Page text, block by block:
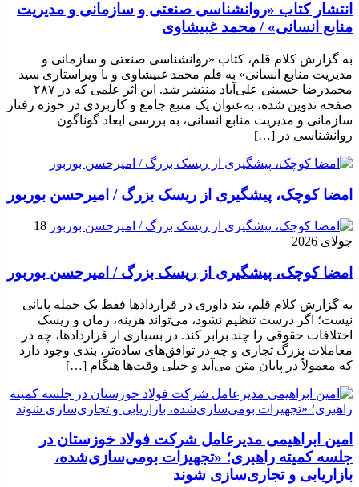
انتشار کتاب «روانشناسی صنعتی و سازمانی و مدیریت
منابع انسانی» / محمد غبیشاوی
به گزارش کلام قلم، کتاب «روانشناسی صنعتی و سازمانی و
مدیریت منابع انسانی» به قلم محمد غبیشاوی و با ویراستاری سید
محمدرضا حسینی علی‌آباد منتشر شد. این اثر علمی که در ۲۸۷
صفحه تدوین شده، به‌عنوان یک منبع جامع و کاربردی در حوزه رفتار
سازمانی و مدیریت منابع انسانی، به بررسی ابعاد گوناگون
روانشناسی در […]
امضا کوچک، پیشگیری از ریسک بزرگ / امیرحسن بوربور
18
جولای 2026
امضا کوچک، پیشگیری از ریسک بزرگ / امیرحسن بوربور
به گزارش کلام قلم، بند داوری در قراردادها فقط یک جمله پایانی
نیست؛ اگر درست تنظیم نشود، می‌تواند هزینه، زمان و ریسک
اختلافات حقوقی را چند برابر کند. در بسیاری از قراردادها، چه در
معاملات بزرگ تجاری و چه در توافق‌های ساده‌تر، بندی وجود دارد
که معمولاً در پایان متن می‌آید و خیلی وقت‌ها هنگام […]
امین ابراهیمی مدیرعامل شرکت فولاد خوزستان در
جلسه کمیته راهبری؛ «تجهیزات بومی‌سازی‌شده،
بازاریابی و تجاری‌سازی شوند